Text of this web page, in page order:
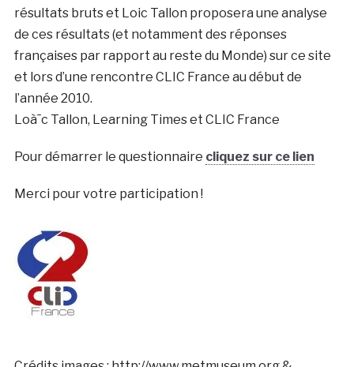
résultats bruts et Loic Tallon proposera une analyse
de ces résultats (et notamment des réponses
françaises par rapport au reste du Monde) sur ce site
et lors d’une rencontre CLIC France au début de
l’année 2010.
Loà¯c Tallon, Learning Times et CLIC France
Pour démarrer le questionnaire cliquez sur ce lien
Merci pour votre participation !